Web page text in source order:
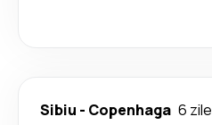
Sibiu - Copenhaga 6 zile